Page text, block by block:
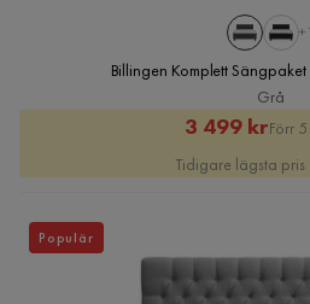
+1
Billingen Komplett
Grå
Pris
3 499 kr
Pris
Förr
Tidigare lägsta
Populär